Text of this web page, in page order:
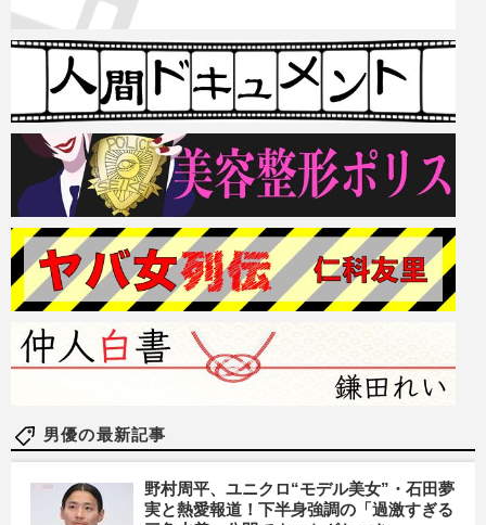
男優の最新記事
野村周平、ユニクロ“モデル美女”・石田夢
実と熱愛報道！下半身強調の「過激すぎる